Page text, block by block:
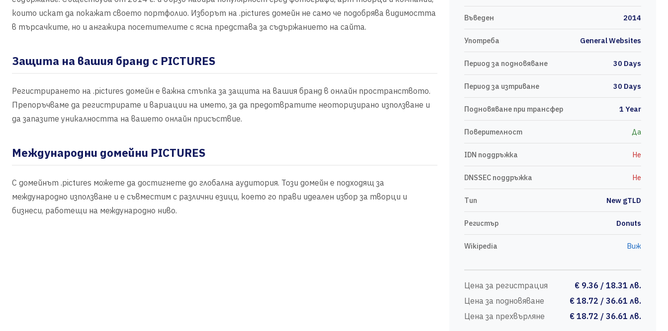
които искат да покажат своето портфолио. Изборът на .pictures домейн не само че подобрява видимостта
в търсачките, но и ангажира посетителите с ясна представа за съдържанието на сайта.
Защита на вашия бранд с PICTURES
Регистрирането на .pictures домейн е важна стъпка за защита на вашия бранд в онлайн пространството.
Препоръчваме да регистрирате и вариации на името, за да предотвратите неоторизирано използване и
да запазите уникалността на вашето онлайн присъствие.
Международни домейни PICTURES
С домейнът .pictures можете да достигнете до глобална аудитория. Този домейн е подходящ за
международно използване и е съвместим с различни езици, което го прави идеален избор за творци и
бизнеси, работещи на международно ниво.
Въведен 2014
Употреба General Websites
Период за подновяване 30 Days
Период за изтриване 30 Days
Подновяване при трансфер 1 Year
Поверителност Да
IDN поддръжка Не
DNSSEC поддръжка Не
Тип New gTLD
Регистър Donuts
Wikipedia Виж
Цена за регистрация
€ 9.36 / 18.31 лв.
Цена за подновяване
€ 18.72 / 36.61 лв.
Цена за прехвърляне
€ 18.72 / 36.61 лв.